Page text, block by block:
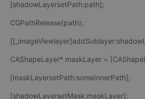
[shadowLayersetPath:path];
CGPathRelease(path);
CAShapeLayer* maskLayer =
[maskLayersetPath:someInnerPath];
[shadowLayersetMask:maskLayer];